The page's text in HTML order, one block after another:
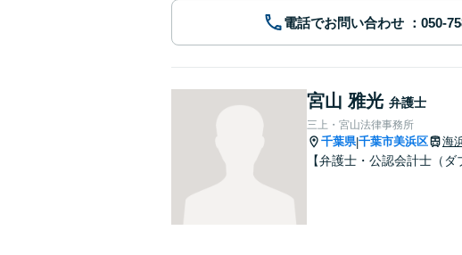
電話でお問い合わせ
宮山 雅光 弁護士
三上・宮山法律事務所
千葉県|千葉市美浜区 海
【弁護士・公認会計士（